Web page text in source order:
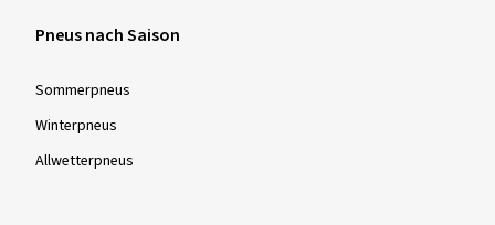
Pneus nach Saison
Sommer­pneus
Winter­pneus
Allwetter­pneus